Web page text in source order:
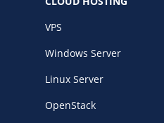
VPS
Windows Server
Linux Server
OpenStack